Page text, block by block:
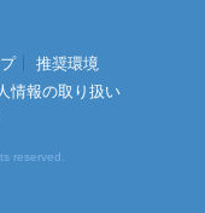
推奨環境
情報の取り扱い
reserved.